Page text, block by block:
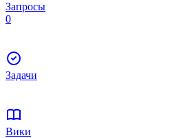
Запросы
0
Задачи
Вики